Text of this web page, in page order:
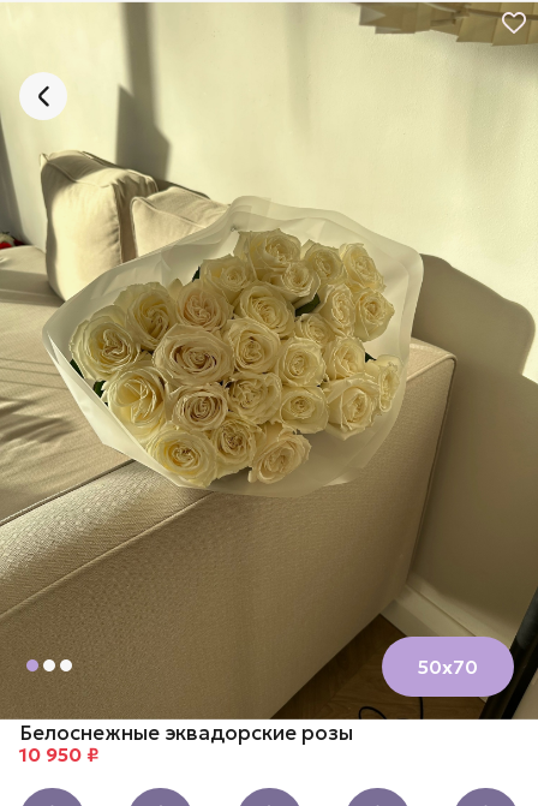
50х70
Белоснежные эквадорские розы
10 950 ₽